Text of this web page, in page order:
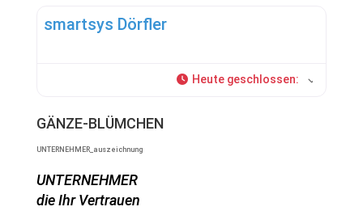
smartsys Dörfler
Heute geschlossen:
GÄNZE-BLÜMCHEN
UNTERNEHMER_auszeichnung
UNTERNEHMER
die Ihr Vertrauen